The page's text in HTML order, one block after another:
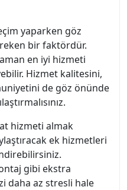
yaparken göz
bir faktördür.
en iyi hizmeti
Hizmet kalitesini,
de göz önünde
hizmeti almak
ek hizmetleri
gibi ekstra
daha az stresli hale